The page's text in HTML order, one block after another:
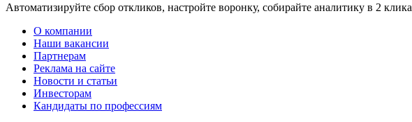
Автоматизируйте сбор откликов, настройте воронку, собирайте аналитику в 2 клика
О компании
Наши вакансии
Партнерам
Реклама на сайте
Новости и статьи
Инвесторам
Кандидаты по профессиям